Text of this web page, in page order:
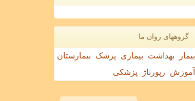
گروههای روان ما
بیمار بهداشت بیماری پزشک
بیمارستان
آموزش
رپورتاژ پزشکی